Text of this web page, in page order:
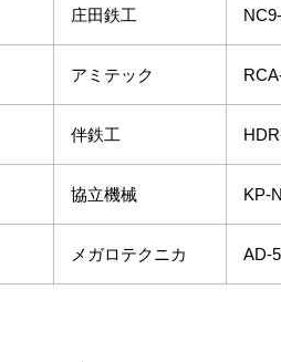
庄田鉄工
アミテック
伴鉄工
協立機械 KP-
メガロテクニカ AD-5